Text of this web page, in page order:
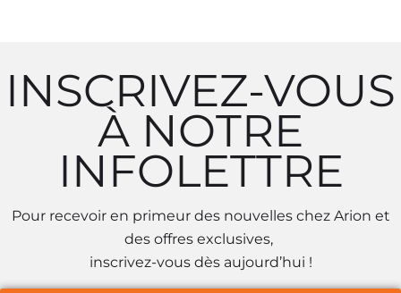
INSCRIVEZ-VOUS
À NOTRE
INFOLETTRE
Pour recevoir en primeur des nouvelles chez Arion et
des offres exclusives,
inscrivez-vous dès aujourd’hui !